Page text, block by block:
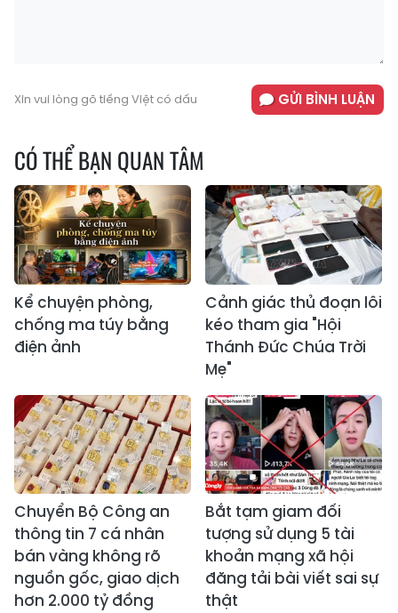
Xin vui lòng gõ tiếng Việt có dấu GỬI BÌNH LUẬN
CÓ THỂ BẠN QUAN TÂM
Kể chuyện phòng,
chống ma túy bằng
điện ảnh
Cảnh giác thủ đoạn lôi
kéo tham gia "Hội
Thánh Đức Chúa Trời
Mẹ"
Chuyển Bộ Công an
thông tin 7 cá nhân
bán vàng không rõ
nguồn gốc, giao dịch
hơn 2.000 tỷ đồng
Bắt tạm giam đối
tượng sử dụng 5 tài
khoản mạng xã hội
đăng tải bài viết sai sự
thật